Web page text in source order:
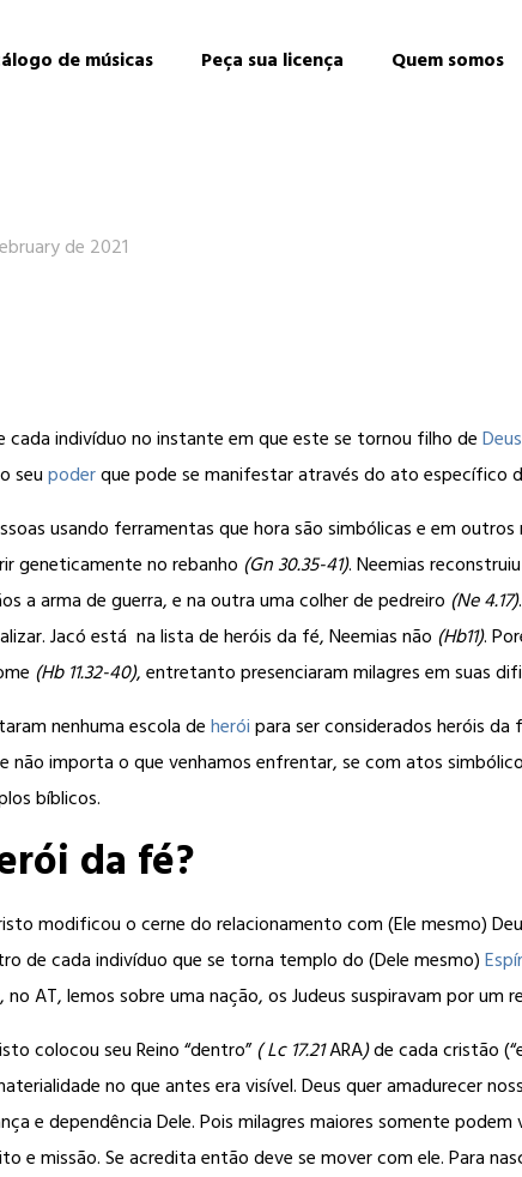
de músicas Peça sua licença Quem somos
de 2021
indivíduo no instante em que este se tornou filho deDeus
seupoderque pode se manifestar através do ato específico
usando ferramentas que hora são simbólicas e em
geneticamente no rebanho (Gn 30.35-41). Neemias
a arma de guerra, e na outra uma colher de pedreiro (Ne 4.17)
Jacó está na lista de heróis da fé, Neemias não (Hb11).
(Hb 11.32-40), entretanto presenciaram milagres em suas
nenhuma escola deheróipara ser considerados heróis
não importa o que venhamos enfrentar, se com atos
bíblicos.
da fé?
modificou o cerne do relacionamento com (Ele mesmo)
de cada indivíduo que se torna templo do (Dele mesmo)
AT, lemos sobre uma nação, os Judeus suspiravam por um
colocou seu Reino “dentro”( Lc 17.21ARA)de cada cristão
no que antes era visível. Deus quer amadurecer
e dependência Dele. Pois milagres maiores somente
e missão. Se acredita então deve se mover com ele. Para